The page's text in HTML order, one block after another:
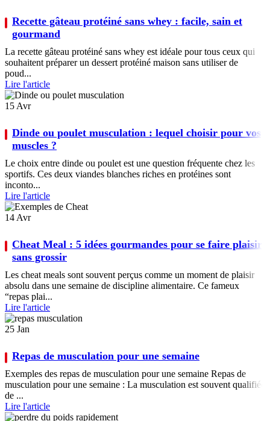
Recette gâteau protéiné sans whey : facile, sain et
gourmand
La recette gâteau protéiné sans whey est idéale pour tous ceux qui
souhaitent préparer un dessert protéiné maison sans utiliser de
poud...
Lire l'article
15 Avr
Dinde ou poulet musculation : lequel choisir pour vos
muscles ?
Le choix entre dinde ou poulet est une question fréquente chez les
sportifs. Ces deux viandes blanches riches en protéines sont
inconto...
Lire l'article
14 Avr
Cheat Meal : 5 idées gourmandes pour se faire plaisir
sans grossir
Les cheat meals sont souvent perçus comme un moment de plaisir
absolu dans une semaine de discipline alimentaire. Ce fameux
“repas plai...
Lire l'article
25 Jan
Repas de musculation pour une semaine
Exemples des repas de musculation pour une semaine Repas de
musculation pour une semaine : La musculation est souvent qualifiée
de ...
Lire l'article